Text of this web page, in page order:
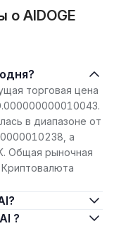
о AIDOGE
торговая цена
в диапазоне от
а
Общая рыночная
Криптовалюта
?